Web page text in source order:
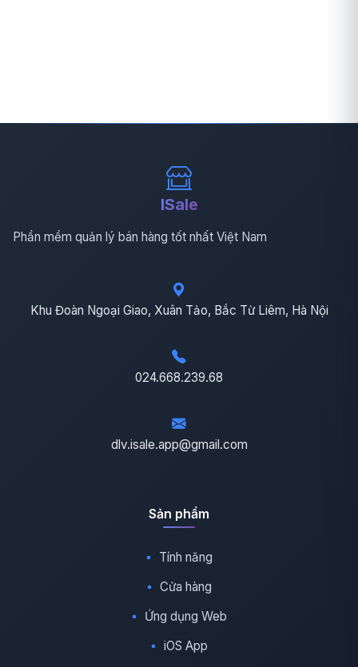
ISale
Phần mềm quản lý bán hàng tốt nhất Việt Nam
Khu Đoàn Ngoại Giao, Xuân Tảo, Bắc Từ Liêm, Hà Nội
024.668.239.68
dlv.isale.app@gmail.com
Sản phẩm
Tính năng
Cửa hàng
Ứng dụng Web
iOS App